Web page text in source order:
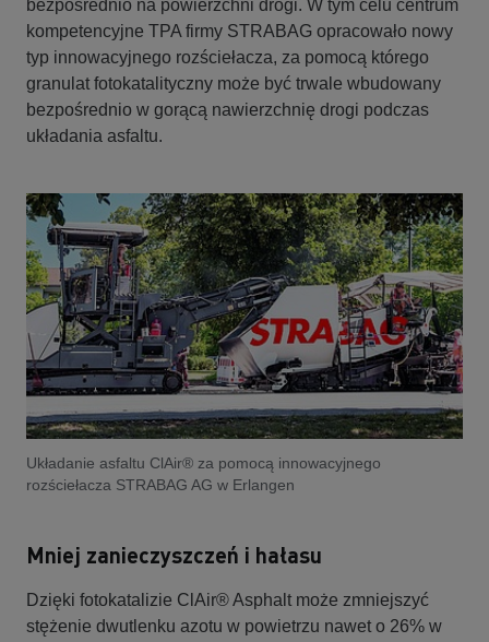
bezpośrednio na powierzchni drogi. W tym celu centrum
kompetencyjne TPA firmy STRABAG opracowało nowy
typ innowacyjnego rozściełacza, za pomocą którego
granulat fotokatalityczny może być trwale wbudowany
bezpośrednio w gorącą nawierzchnię drogi podczas
układania asfaltu.
Układanie asfaltu ClAir® za pomocą innowacyjnego
rozściełacza STRABAG AG w Erlangen
Mniej zanieczyszczeń i hałasu
Dzięki fotokatalizie ClAir® Asphalt może zmniejszyć
stężenie dwutlenku azotu w powietrzu nawet o 26% w